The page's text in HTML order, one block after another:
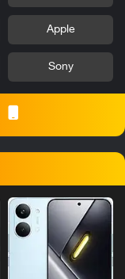
Apple
Sony